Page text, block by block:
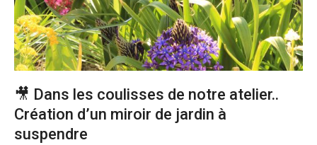
🎥 Dans les coulisses de notre atelier..
Création d’un miroir de jardin à
suspendre